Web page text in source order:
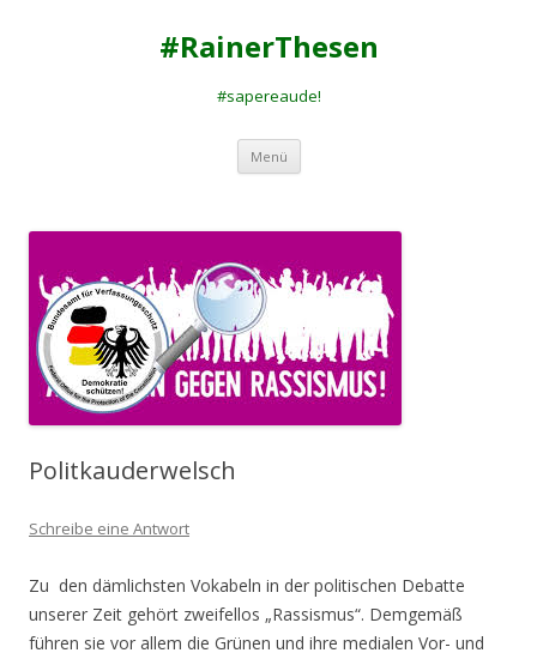
#RainerThesen
#sapereaude!
Menü Zum
springen
Politkauderwelsch
Schreibe eine Antwort
Zu den dämlichsten Vokabeln in der politischen Debatte
unserer Zeit gehört zweifellos „Rassismus“. Demgemäß
führen sie vor allem die Grünen und ihre medialen Vor- und